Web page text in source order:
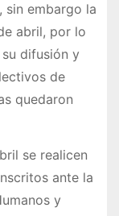
sin embargo la
abril, por lo
difusión y
de
quedaron
se realicen
ante la
y